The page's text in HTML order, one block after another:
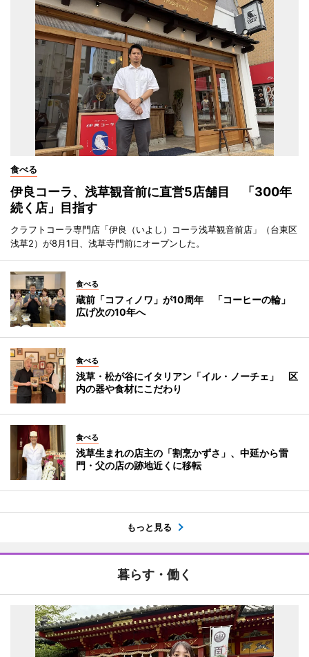
食べる
伊良コーラ、浅草観音前に直営5店舗目 「300年
続く店」目指す
クラフトコーラ専門店「伊良（いよし）コーラ浅草観音前店」（台東区
浅草2）が8月1日、浅草寺門前にオープンした。
食べる
蔵前「コフィノワ」が10周年 「コーヒーの輪」
広げ次の10年へ
食べる
浅草・松が谷にイタリアン「イル・ノーチェ」 区
内の器や食材にこだわり
食べる
浅草生まれの店主の「割烹かずさ」、中延から雷
門・父の店の跡地近くに移転
もっと見る
暮らす・働く